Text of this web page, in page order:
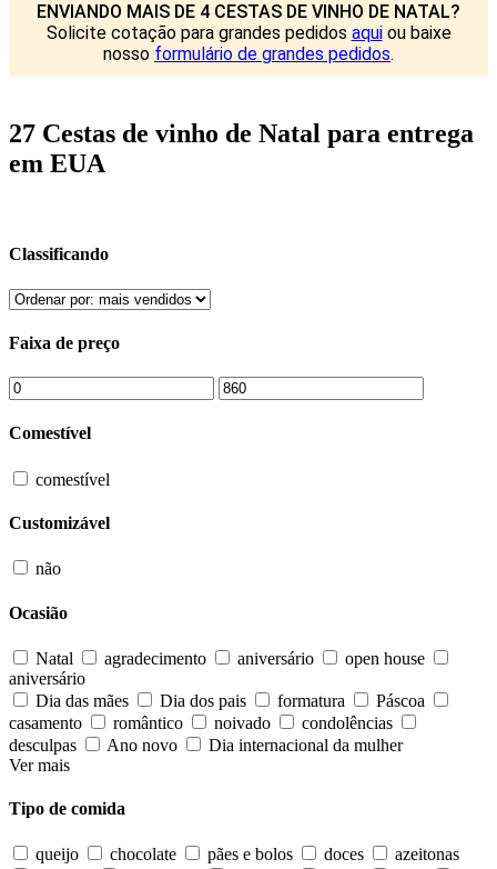
ENVIANDO MAIS DE 4 CESTAS DE VINHO DE NATAL?
Solicite cotação para grandes pedidos aquiou baixe
nosso formulário de grandes pedidos.
27 Cestas de vinho de Natal para entrega
em EUA
Classificando
Faixa de preço
Comestível
comestível
Customizável
não
Ocasião
Natal agradecimento aniversário
open house
aniversário
Dia das mães
Dia dos pais formatura
Páscoa
casamento
romântico noivado
condolências
desculpas
Ano novo
Dia internacional da mulher
Ver mais
Tipo de comida
queijo chocolate pães e bolos doces
azeitonas